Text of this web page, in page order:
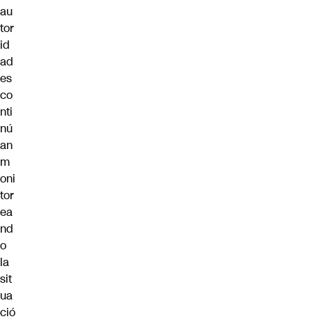
au
tor
id
ad
es
co
nti
nú
an
m
oni
tor
ea
nd
o
la
sit
ua
ció